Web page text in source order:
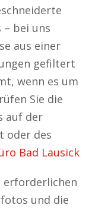
bei uns
aus einer
gefiltert
wenn es um
Sie die
auf der
oder des
Bad Lausick
erforderlichen
und die